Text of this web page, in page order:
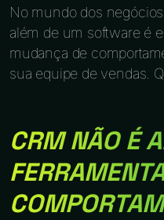
No mundo dos
além de um software é
mudança de
sua equipe de vendas.
CRM NÃO É